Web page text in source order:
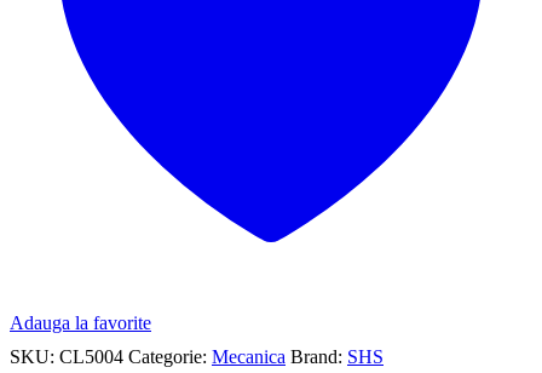
Adauga la favorite
SKU: CL5004 Categorie: Mecanica Brand: SHS